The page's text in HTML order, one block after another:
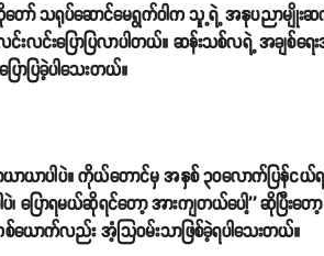
ော် သရုပ်ဆောင်မေရွက်ဝါက သူ့ရဲ့ အနုပညာမျိုး
လင်းပြောပြလာပါတယ်။ ဆန်းသစ်လရဲ့ အချစ်ရေ
ာပြခဲ့ပါသေးတယ်။
ယာပါပဲ။ ကိုယ်တောင်မှ အနှစ် ၃၀လောက်ပြန်ငယ်ရ
၊ ပြောရမယ်ဆိုရင်တော့ အားကျတယ်ပေါ့'' ဆိုပြီးတ
စ်ယောက်လည်း အံ့သြဝမ်းသာဖြစ်ခဲ့ရပါသေးတယ်။